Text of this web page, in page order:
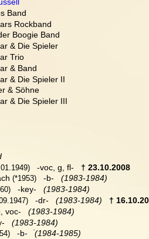
.
Band
Rockband
Boogie Band
& Die Spieler
Trio
& Band
& Die Spieler II
& Söhne
& Die Spieler III
   -voc, g, fl-
† 23.10.2008
(*1953)
   -b-
(1983-1984)
   -key-
(1983-1984)
   -dr-
(1983-1984)
†
voc- (1983-1984)
(1983-1984)
   -b-
(1984-1985)